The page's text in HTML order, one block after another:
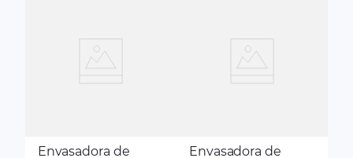
Envasadora de
Envasadora de